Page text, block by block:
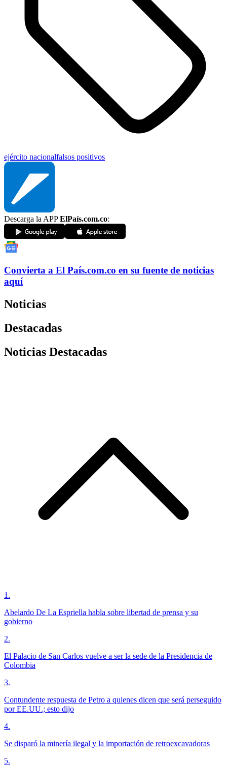
ejército nacionalfalsos positivos
Descarga la APPElPaís.com.co:
Convierta a El País.com.co en su fuente de noticias
aquí
Noticias
Destacadas
Noticias Destacadas
1 .
Abelardo De La Espriella habla sobre libertad de prensa y su
gobierno
2.
El Palacio de San Carlos vuelve a ser la sede de la Presidencia de
Colombia
3.
Contundente respuesta de Petro a quienes dicen que será perseguido
por EE.UU.; esto dijo
4.
Se disparó la minería ilegal y la importación de retroexcavadoras
5.